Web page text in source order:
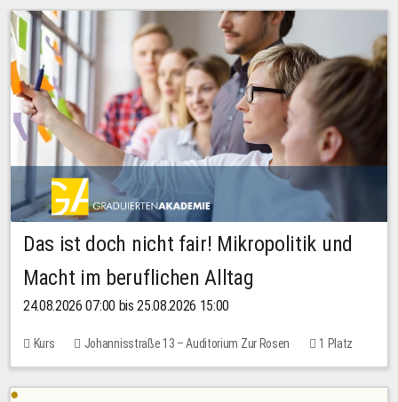
Das ist doch nicht fair! Mikropolitik und
Macht im beruflichen Alltag
24.08.2026 07:00 bis 25.08.2026 15:00
Kurs Johannisstraße 13 – Auditorium Zur Rosen
1 Platz
30,00 EUR